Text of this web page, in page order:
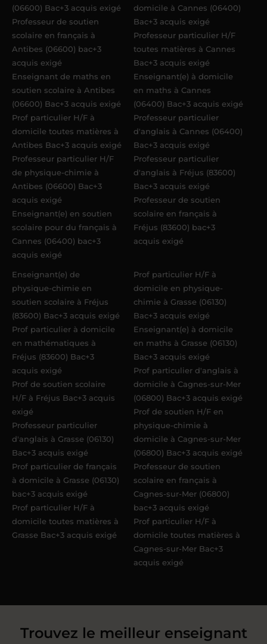
(06600) Bac+3 acquis exigé
Professeur de soutien
scolaire en français à
Antibes (06600) bac+3
acquis exigé
Enseignant de maths en
soutien scolaire à Antibes
(06600) Bac+3 acquis exigé
Prof particulier H/F à
domicile toutes matières à
Antibes Bac+3 acquis exigé
Professeur particulier H/F
de physique-chimie à
Antibes (06600) Bac+3
acquis exigé
Enseignant(e) en soutien
scolaire pour du français à
Cannes (06400) bac+3
acquis exigé
domicile à Cannes (06400)
Bac+3 acquis exigé
Professeur particulier H/F
toutes matières à Cannes
Bac+3 acquis exigé
Enseignant(e) à domicile
en maths à Cannes
(06400) Bac+3 acquis exigé
Professeur particulier
d'anglais à Cannes (06400)
Bac+3 acquis exigé
Professeur particulier
d'anglais à Fréjus (83600)
Bac+3 acquis exigé
Professeur de soutien
scolaire en français à
Fréjus (83600) bac+3
acquis exigé
Enseignant(e) de
physique-chimie en
soutien scolaire à Fréjus
(83600) Bac+3 acquis exigé
Prof particulier à domicile
en mathématiques à
Fréjus (83600) Bac+3
acquis exigé
Prof de soutien scolaire
H/F à Fréjus Bac+3 acquis
exigé
Professeur particulier
d'anglais à Grasse (06130)
Bac+3 acquis exigé
Prof particulier de français
à domicile à Grasse (06130)
bac+3 acquis exigé
Prof particulier H/F à
domicile toutes matières à
Grasse Bac+3 acquis exigé
Prof particulier H/F à
domicile en physique-
chimie à Grasse (06130)
Bac+3 acquis exigé
Enseignant(e) à domicile
en maths à Grasse (06130)
Bac+3 acquis exigé
Prof particulier d'anglais à
domicile à Cagnes-sur-Mer
(06800) Bac+3 acquis exigé
Prof de soutien H/F en
physique-chimie à
domicile à Cagnes-sur-Mer
(06800) Bac+3 acquis exigé
Professeur de soutien
scolaire en français à
Cagnes-sur-Mer (06800)
bac+3 acquis exigé
Prof particulier H/F à
domicile toutes matières à
Cagnes-sur-Mer Bac+3
acquis exigé
Trouvez le meilleur enseignant